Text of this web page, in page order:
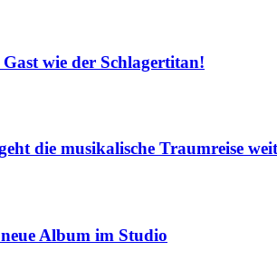
wie der Schlagertitan!
die musikalische Traumreise
Album im Studio